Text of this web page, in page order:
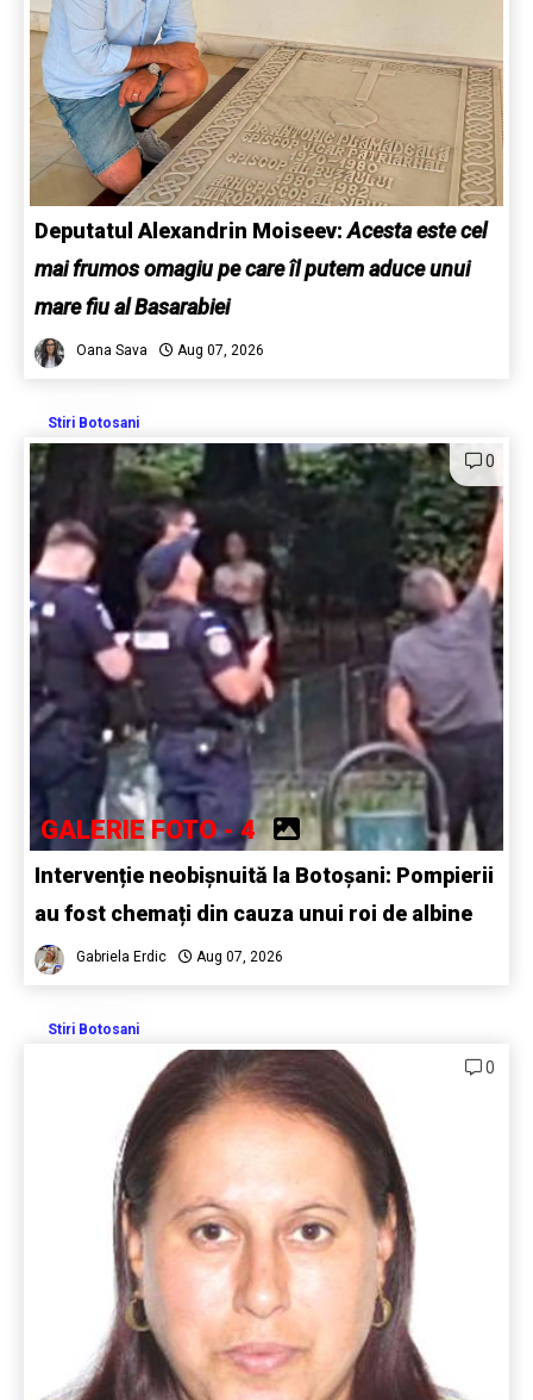
Deputatul Alexandrin Moiseev:Acesta este cel
mai frumos omagiu pe care îl putem aduce unui
mare fiu al Basarabiei
Oana Sava Aug 07, 2026
Stiri Botosani
0
GALERIE FOTO - 4
Intervenție neobișnuită la Botoșani: Pompierii
au fost chemați din cauza unui roi de albine
Gabriela Erdic Aug 07, 2026
Stiri Botosani
0